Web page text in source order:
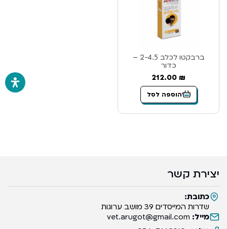
ברבקטו לכלב 2-4.5 –
כדור
212.00 ₪
הוספה לסל
יצירת קשר
כתובת:
שדרות המייסדים 39 מושב ערוגות
מייל: vet.arugot@gmail.com